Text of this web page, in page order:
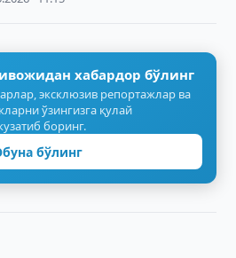
хабардор бўлинг
эксклюзив репортажлар ва
ўзингизга қулай
боринг.
бўлинг